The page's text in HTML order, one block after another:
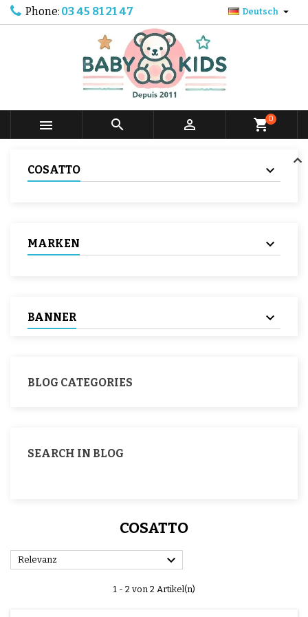
Phone: 03 45 81 21 47 Deutsch 
   shopping_cart0
COSATTO
MARKEN
BANNER
BLOG CATEGORIES
SEARCH IN BLOG
COSATTO
Relevanz 
1 - 2 von 2 Artikel(n)